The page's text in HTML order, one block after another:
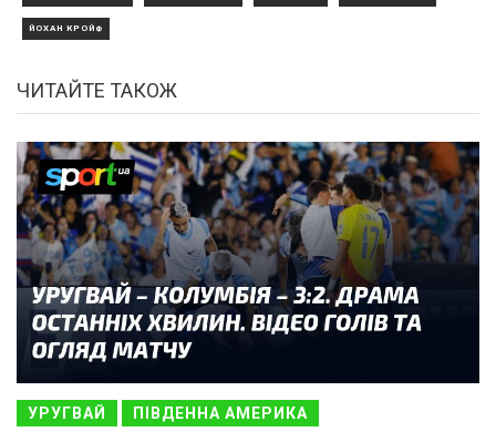
ЙОХАН КРОЙФ
ЧИТАЙТЕ ТАКОЖ
УРУГВАЙ ПІВДЕННА АМЕРИКА